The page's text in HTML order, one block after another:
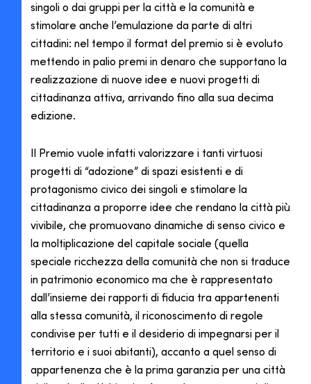
singoli o dai gruppi per la città e la comunità e
stimolare anche l’emulazione da parte di altri
cittadini: nel tempo il format del premio si è evoluto
mettendo in palio premi in denaro che supportano la
realizzazione di nuove idee e nuovi progetti di
cittadinanza attiva, arrivando fino alla sua decima
edizione.
Il Premio vuole infatti valorizzare i tanti virtuosi
progetti di “adozione” di spazi esistenti e di
protagonismo civico dei singoli e stimolare la
cittadinanza a proporre idee che rendano la città più
vivibile, che promuovano dinamiche di senso civico e
la moltiplicazione del capitale sociale (quella
speciale ricchezza della comunità che non si traduce
in patrimonio economico ma che è rappresentato
dall’insieme dei rapporti di fiducia tra appartenenti
alla stessa comunità, il riconoscimento di regole
condivise per tutti e il desiderio di impegnarsi per il
territorio e i suoi abitanti), accanto a quel senso di
appartenenza che è la prima garanzia per una città